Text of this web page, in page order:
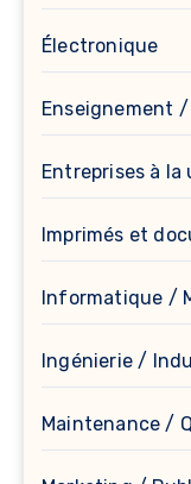
Électronique
Enseignement
Entreprises à la
Imprimés et
Informatique /
Ingénierie /
Maintenance /